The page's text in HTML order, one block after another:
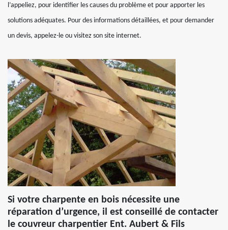
l’appeliez, pour identifier les causes du problème et pour apporter les
solutions adéquates. Pour des informations détaillées, et pour demander
un devis, appelez-le ou visitez son site internet.
Si votre charpente en bois nécessite une
réparation d’urgence, il est conseillé de contacter
le couvreur charpentier Ent. Aubert & Fils